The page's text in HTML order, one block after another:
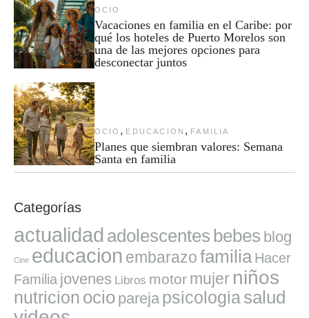
OCIO
Vacaciones en familia en el Caribe: por
qué los hoteles de Puerto Morelos son
una de las mejores opciones para
desconectar juntos
OCIO , EDUCACION , FAMILIA
Planes que siembran valores: Semana
Santa en familia
Categorías
actualidad adolescentes bebes blog
Cine educacion embarazofamilia Hacer
Familia jovenes Libros motor mujer niños
nutricion ocio pareja psicologiasalud